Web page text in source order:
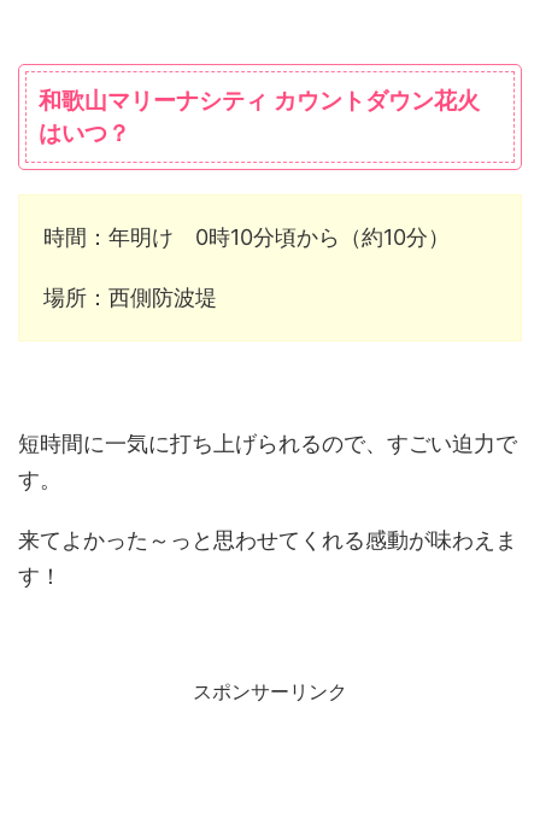
和歌山マリーナシティ カウントダウン花火
はいつ？
時間：年明け 0時10分頃から（約10分）
場所：西側防波堤
短時間に一気に打ち上げられるので、すごい迫力で
す。
来てよかった～っと思わせてくれる感動が味わえま
す！
スポンサーリンク